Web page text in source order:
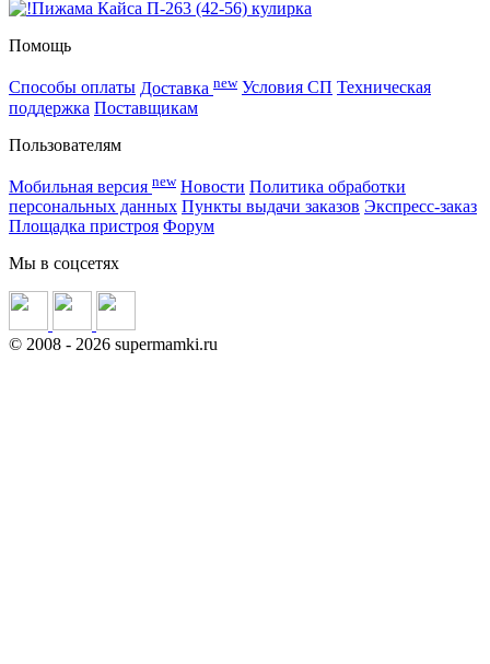
Помощь
Способы оплаты Доставка new Условия СП Техническая
поддержка Поставщикам
Пользователям
Мобильная версия new Новости Политика обработки
персональных данных Пункты выдачи заказов Экспресс-заказ
Площадка пристроя Форум
Мы в соцсетях
© 2008 - 2026 supermamki.ru